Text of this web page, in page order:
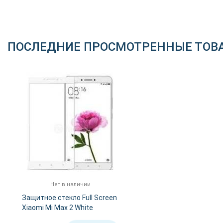
ПОСЛЕДНИЕ ПРОСМОТРЕННЫЕ
Нет в наличии
Защитное стекло Full Screen
Xiaomi Mi Max 2 White